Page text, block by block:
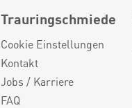
Trauringschmiede
Cookie Einstellungen
Kontakt
Jobs / Karriere
FAQ